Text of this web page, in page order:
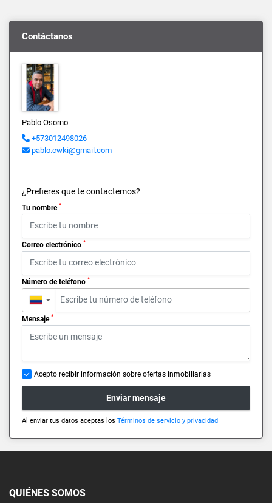
Contáctanos
Pablo Osorno
+573012498026
pablo.cwki@gmail.com
¿Prefieres que te contactemos?
Tu nombre *
Correo electrónico *
Número de teléfono *
▼
Mensaje *
Acepto recibir información sobre ofertas inmobiliarias
Enviar mensaje
Al enviar tus datos aceptas los Términos de servicio y privacidad
QUIÉNES SOMOS